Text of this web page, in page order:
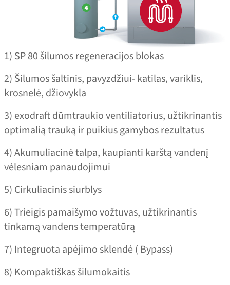
1) SP 80 šilumos regeneracijos blokas
2) Šilumos šaltinis, pavyzdžiui- katilas, variklis,
krosnelė, džiovykla
3) exodraft dūmtraukio ventiliatorius, užtikrinantis
optimalią trauką ir puikius gamybos rezultatus
4) Akumuliacinė talpa, kaupianti karštą vandenį
vėlesniam panaudojimui
5) Cirkuliacinis siurblys
6) Trieigis pamaišymo vožtuvas, užtikrinantis
tinkamą vandens temperatūrą
7) Integruota apėjimo sklendė ( Bypass)
8) Kompaktiškas šilumokaitis